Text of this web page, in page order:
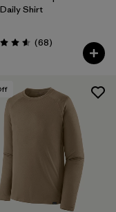
Shirt
4.6 / 5
(68Comentarios
)